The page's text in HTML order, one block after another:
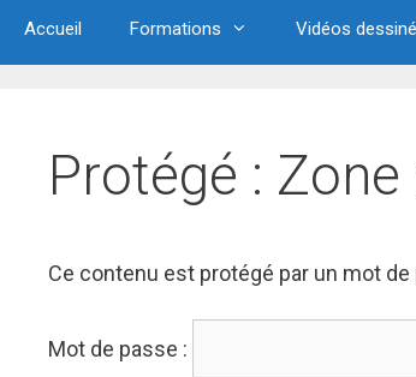
Accueil Formations Vidéos
Protégé :
Ce contenu est protégé par un mot
Mot de passe :